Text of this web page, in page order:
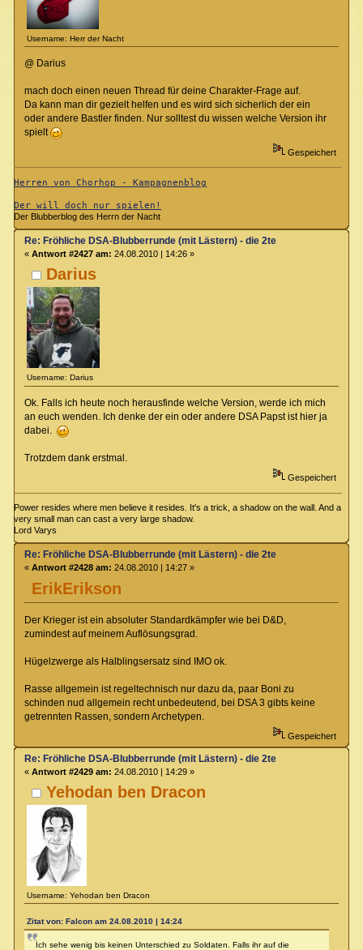
Username: Herr der Nacht
@ Darius
mach doch einen neuen Thread für deine Charakter-Frage auf.
Da kann man dir gezielt helfen und es wird sich sicherlich der ein
oder andere Bastler finden. Nur solltest du wissen welche Version ihr
spielt
Gespeichert
Herren von Chorhop - Kampagnenblog
Der will doch nur spielen!
Der Blubberblog des Herrn der Nacht
Darius
Username: Darius
Re: Fröhliche DSA-Blubberrunde (mit Lästern) - die 2te
« Antwort #2427 am: 24.08.2010 | 14:26 »
Ok. Falls ich heute noch herausfinde welche Version, werde ich mich
an euch wenden. Ich denke der ein oder andere DSA Papst ist hier ja
dabei.
Trotzdem dank erstmal.
Gespeichert
Power resides where men believe it resides. It's a trick, a shadow on the wall. And a
very small man can cast a very large shadow.
Lord Varys
ErikErikson
Re: Fröhliche DSA-Blubberrunde (mit Lästern) - die 2te
« Antwort #2428 am: 24.08.2010 | 14:27 »
Der Krieger ist ein absoluter Standardkämpfer wie bei D&D,
zumindest auf meinem Auflösungsgrad.
Hügelzwerge als Halblingsersatz sind IMO ok.
Rasse allgemein ist regeltechnisch nur dazu da, paar Boni zu
schinden nud allgemein recht unbedeutend, bei DSA 3 gibts keine
getrennten Rassen, sondern Archetypen.
Gespeichert
Yehodan ben Dracon
Username: Yehodan ben Dracon
Re: Fröhliche DSA-Blubberrunde (mit Lästern) - die 2te
« Antwort #2429 am: 24.08.2010 | 14:29 »
Zitat von: Falcon am 24.08.2010 | 14:24
Ich sehe wenig bis keinen Unterschied zu Soldaten. Falls ihr auf die